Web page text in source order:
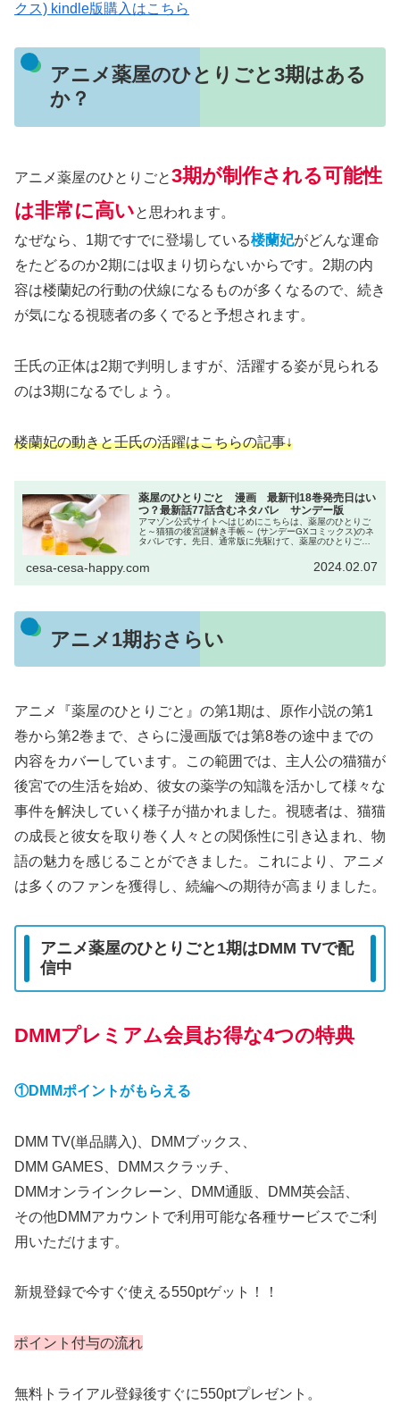
クス) kindle版購入はこちら
アニメ薬屋のひとりごと3期はある
か？
アニメ薬屋のひとりごと3期が制作される可能性
は非常に高いと思われます。
なぜなら、1期ですでに登場している楼蘭妃がどんな運命
をたどるのか2期には収まり切らないからです。2期の内
容は楼蘭妃の行動の伏線になるものが多くなるので、続き
が気になる視聴者の多くでると予想されます。
壬氏の正体は2期で判明しますが、活躍する姿が見られる
のは3期になるでしょう。
楼蘭妃の動きと壬氏の活躍はこちらの記事↓
薬屋のひとりごと 漫画 最新刊18巻発売日はい
つ？最新話77話含むネタバレ サンデー版
アマゾン公式サイトへはじめにこちらは、薬屋のひとりご
と～猫猫の後宮謎解き手帳～ (サンデーGXコミックス)のネ
タバレです。先日、通常版に先駆けて、薬屋のひとりごと
cesa-cesa-happy.com 2024.02.07
アニメ1期おさらい
アニメ『薬屋のひとりごと』の第1期は、原作小説の第1
巻から第2巻まで、さらに漫画版では第8巻の途中までの
内容をカバーしています。この範囲では、主人公の猫猫が
後宮での生活を始め、彼女の薬学の知識を活かして様々な
事件を解決していく様子が描かれました。視聴者は、猫猫
の成長と彼女を取り巻く人々との関係性に引き込まれ、物
語の魅力を感じることができました。これにより、アニメ
は多くのファンを獲得し、続編への期待が高まりました。
アニメ薬屋のひとりごと1期はDMM TVで配
信中
DMMプレミアム会員お得な4つの特典
①DMMポイントがもらえる
DMM TV(単品購入)、DMMブックス、
DMM GAMES、DMMスクラッチ、
DMMオンラインクレーン、DMM通販、DMM英会話、
その他DMMアカウントで利用可能な各種サービスでご利
用いただけます。
新規登録で今すぐ使える550ptゲット！！
ポイント付与の流れ
無料トライアル登録後すぐに550ptプレゼント。